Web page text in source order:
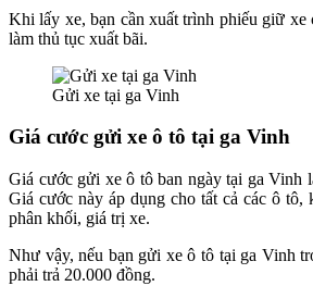
Khi lấy xe, bạn cần xuất trình phiếu giữ xe
làm thủ tục xuất bãi.
Gửi xe tại ga Vinh
Giá cước gửi xe ô tô tại ga Vinh
Giá cước gửi xe ô tô ban ngày tại ga Vinh
Giá cước này áp dụng cho tất cả các ô tô,
phân khối, giá trị xe.
Như vậy, nếu bạn gửi xe ô tô tại ga Vinh
phải trả 20.000 đồng.